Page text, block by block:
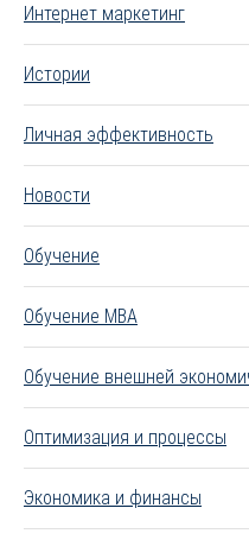
Интернет маркетинг
Истории
Личная эффективность
Новости
Обучение
Обучение MBA
Обучение внешней
Оптимизация и процессы
Экономика и финансы